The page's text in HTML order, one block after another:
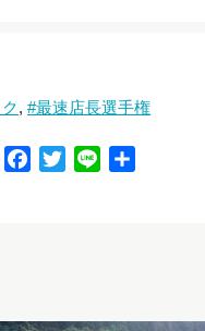
最速店長選手権